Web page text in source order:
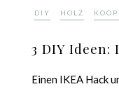
DIY HOLZ
3 DIY
Einen IKEA Hack